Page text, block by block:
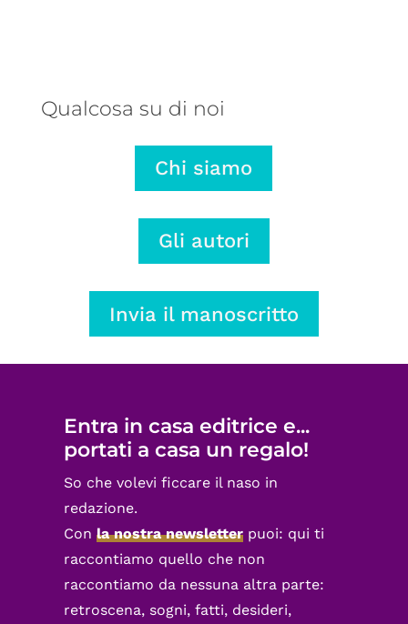
Qualcosa su di noi
Chi siamo
Gli autori
Invia il manoscritto
Entra in casa editrice e...
portati a casa un regalo!
So che volevi ficcare il naso in
redazione.
Con la nostra newsletterpuoi: qui ti
raccontiamo quello che non
raccontiamo da nessuna altra parte:
retroscena, sogni, fatti, desideri,